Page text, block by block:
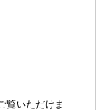
覧いただけま